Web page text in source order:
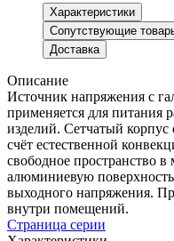
Характеристики
Сопутствующие
Доставка
Описание
Источник напряжения с
применяется для питания
изделий. Сетчатый корпус
счёт естественной
свободное пространство в
алюминиевую
выходного напряжения.
внутри помещений.
Страница серии